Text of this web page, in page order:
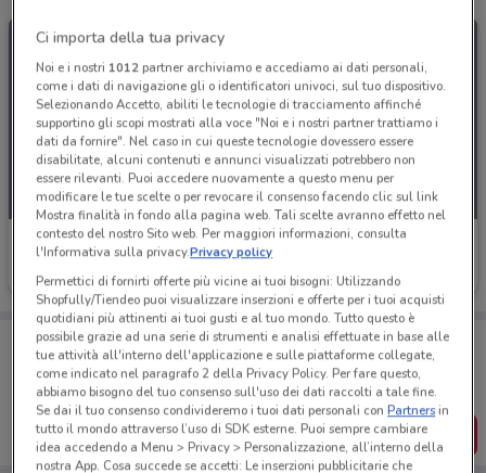
Tiscali Casa
Scade il 31/08
Porta DoveConviene sempre con te!
Puoi trovare le migliori offerte dei negozi vicino a te,
salvarle e creare la tua lista del risparmio, comodamente
dal tuo cellulare.
SCARICA L’APP
Ci importa della tua privacy
Noi e i nostri 1012partner archiviamo e accediamo ai dati personali,
come i dati di navigazione gli o identificatori univoci, sul tuo dispositivo.
Selezionando Accetto, abiliti le tecnologie di tracciamento affinché
supportino gli scopi mostrati alla voce "Noi e i nostri partner trattiamo i
dati da fornire". Nel caso in cui queste tecnologie dovessero essere
disabilitate, alcuni contenuti e annunci visualizzati potrebbero non
essere rilevanti. Puoi accedere nuovamente a questo menu per
modificare le tue scelte o per revocare il consenso facendo clic sul link
Mostra finalità in fondo alla pagina web. Tali scelte avranno effetto nel
contesto del nostro Sito web. Per maggiori informazioni, consulta
l'Informativa sulla privacy.Privacy policy
Permettici di fornirti offerte più vicine ai tuoi bisogni: Utilizzando
Shopfully/Tiendeo puoi visualizzare inserzioni e offerte per i tuoi acquisti
quotidiani più attinenti ai tuoi gusti e al tuo mondo. Tutto questo è
possibile grazie ad una serie di strumenti e analisi effettuate in base alle
tue attività all'interno dell'applicazione e sulle piattaforme collegate,
come indicato nel paragrafo 2 della Privacy Policy. Per fare questo,
abbiamo bisogno del tuo consenso sull'uso dei dati raccolti a tale fine.
Se dai il tuo consenso condivideremo i tuoi dati personali conPartnersin
tutto il mondo attraverso l’uso di SDK esterne. Puoi sempre cambiare
idea accedendo a Menu > Privacy > Personalizzazione, all’interno della
nostra App. Cosa succede se accetti: Le inserzioni pubblicitarie che